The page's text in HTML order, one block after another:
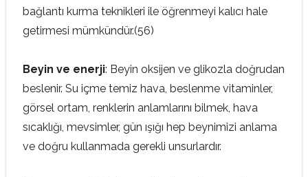
bağlantı kurma teknikleri ile öğrenmeyi kalıcı hale
getirmesi mümkündür.(56)
Beyin ve enerji: Beyin oksijen ve glikozla doğrudan
beslenir. Su içme temiz hava, beslenme vitaminler,
görsel ortam, renklerin anlamlarını bilmek, hava
sıcaklığı, mevsimler, gün ışığı hep beynimizi anlama
ve doğru kullanmada gerekli unsurlardır.